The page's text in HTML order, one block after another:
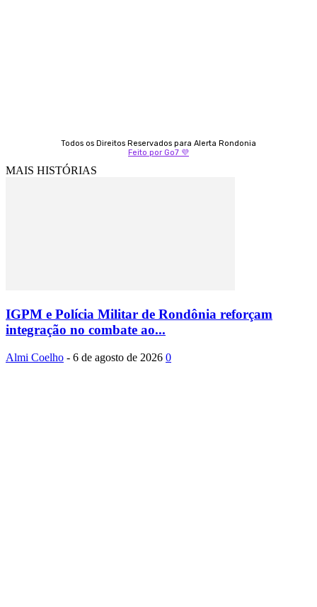
Todos os Direitos Reservados para Alerta Rondonia
Feito por Go7 💜
MAIS HISTÓRIAS
IGPM e Polícia Militar de Rondônia reforçam
integração no combate ao...
Almi Coelho - 6 de agosto de 2026 0